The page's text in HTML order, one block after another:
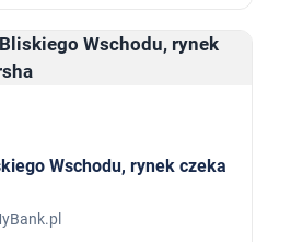
Wschodu, rynek czeka